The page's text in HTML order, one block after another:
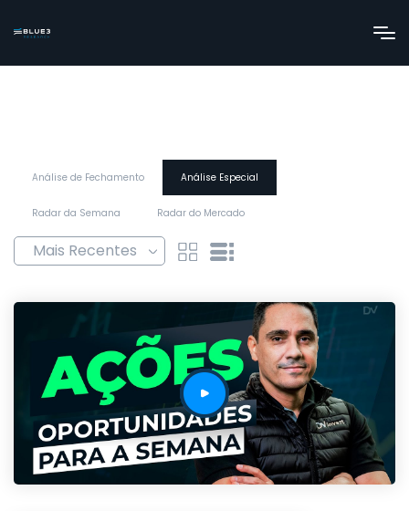
Análise de Fechamento Análise Especial
Radar da Semana Radar do Mercado